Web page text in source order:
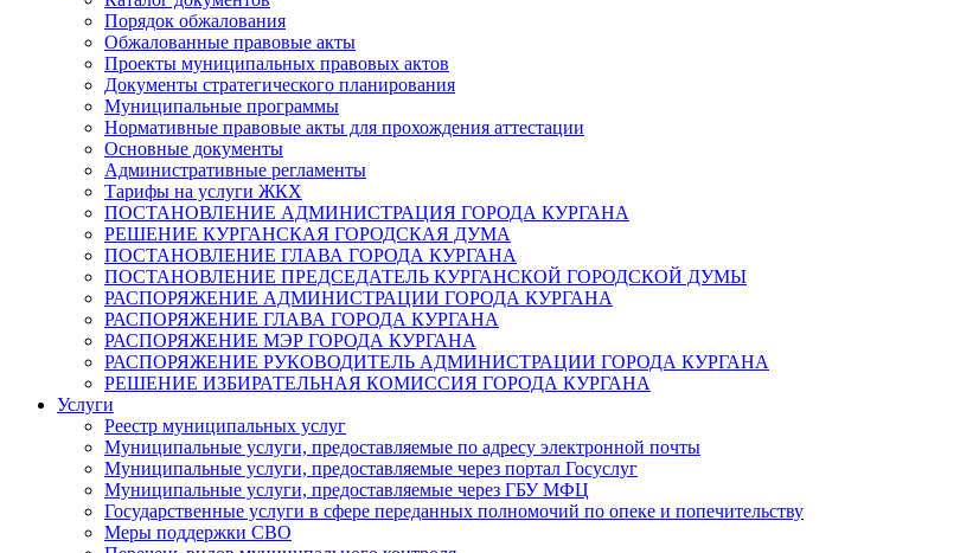
Порядок обжалования
Обжалованные правовые акты
Проекты муниципальных правовых актов
Документы стратегического планирования
Муниципальные программы
Нормативные правовые акты для прохождения аттестации
Основные документы
Административные регламенты
Тарифы на услуги ЖКХ
ПОСТАНОВЛЕНИЕ АДМИНИСТРАЦИЯ ГОРОДА КУРГАНА
РЕШЕНИЕ КУРГАНСКАЯ ГОРОДСКАЯ ДУМА
ПОСТАНОВЛЕНИЕ ГЛАВА ГОРОДА КУРГАНА
ПОСТАНОВЛЕНИЕ ПРЕДСЕДАТЕЛЬ КУРГАНСКОЙ ГОРОДСКОЙ ДУМЫ
РАСПОРЯЖЕНИЕ АДМИНИСТРАЦИИ ГОРОДА КУРГАНА
РАСПОРЯЖЕНИЕ ГЛАВА ГОРОДА КУРГАНА
РАСПОРЯЖЕНИЕ МЭР ГОРОДА КУРГАНА
РАСПОРЯЖЕНИЕ РУКОВОДИТЕЛЬ АДМИНИСТРАЦИИ ГОРОДА КУРГАНА
РЕШЕНИЕ ИЗБИРАТЕЛЬНАЯ КОМИССИЯ ГОРОДА КУРГАНА
Услуги
Реестр муниципальных услуг
Муниципальные услуги, предоставляемые по адресу электронной почты
Муниципальные услуги, предоставляемые через портал Госуслуг
Муниципальные услуги, предоставляемые через ГБУ МФЦ
Государственные услуги в сфере переданных полномочий по опеке и попечительству
Меры поддержки СВО